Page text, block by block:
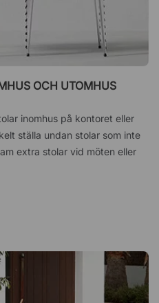
OCH UTOMHUS
inomhus på kontoret eller
ställa undan stolar som inte
extra stolar vid möten eller